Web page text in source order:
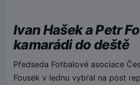
Ivan Hašek a Petr
kamarádi do deště
Předseda Fotbalové asociace
Fousek v lednu vybral na post